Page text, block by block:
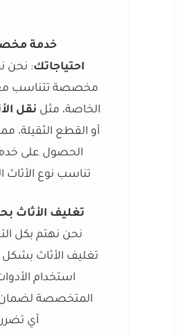
خدمة
احتياجاتك: نحن
مخصصة تتناسب مع
الخاصة، مثل نقل
أو القطع الثقيلة،
الحصول على
تناسب نوع الأثاث
تغليف الأثاث
نحن نهتم بكل
تغليف الأثاث بشكل
استخدام
المتخصصة لضمان
أي تضرر